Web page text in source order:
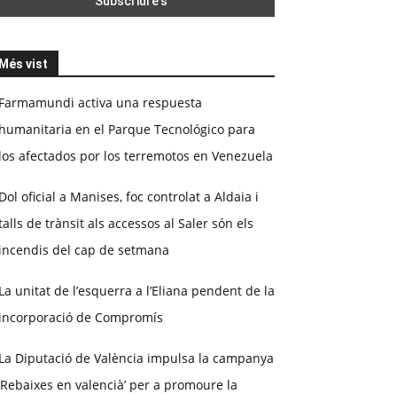
Més vist
Farmamundi activa una respuesta
humanitaria en el Parque Tecnológico para
los afectados por los terremotos en Venezuela
Dol oficial a Manises, foc controlat a Aldaia i
de trànsit als accessos al Saler són els
incendis del cap de setmana
La unitat de l’esquerra a l’Eliana pendent de la
incorporació de Compromís
La Diputació de València impulsa la campanya
en valencià’ per a promoure la